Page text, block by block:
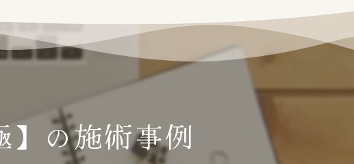
白髪ぼかし
カット
】の施術事例